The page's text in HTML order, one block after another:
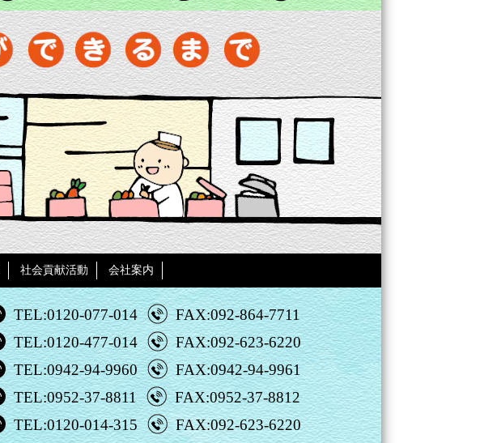
社会貢献活動 会社案内
TEL:0120-077-014 FAX:092-864-7711
TEL:0120-477-014 FAX:092-623-6220
TEL:0942-94-9960 FAX:0942-94-9961
TEL:0952-37-8811 FAX:0952-37-8812
TEL:0120-014-315 FAX:092-623-6220